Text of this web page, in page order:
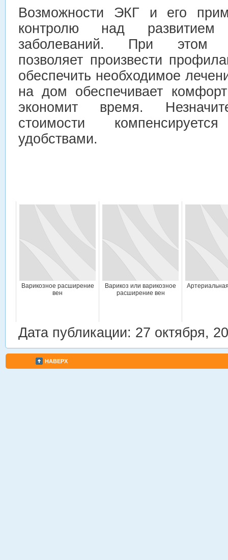
Возможности ЭКГ и его
контролю над развитием
заболеваний. При этом
позволяет произвести
обеспечить необходимое
на дом обеспечивает
экономит время.
стоимости
удобствами.
Варикозное расширение
вен
Варикоз или варикозное
расширение вен
Дата публикации: 27 октября,
НАВЕРХ